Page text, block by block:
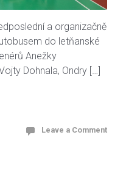
a organizačně
do letňanské
Anežky
Dohnala, Ondry […]
Leave a Comment